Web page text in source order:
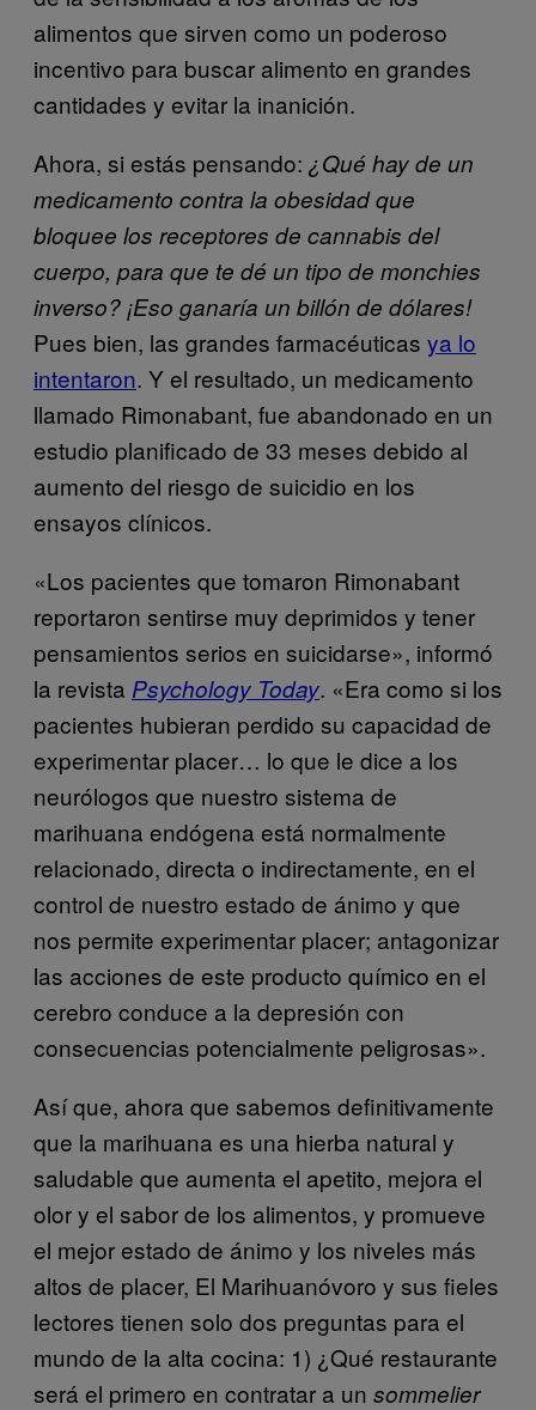
alimentos que sirven como un poderoso
incentivo para buscar alimento en grandes
cantidades y evitar la inanición.
Ahora, si estás pensando: ¿Qué hay de un
medicamento contra la obesidad que
bloquee los receptores de cannabis del
cuerpo, para que te dé un tipo de monchies
inverso? ¡Eso ganaría un billón de dólares!
Pues bien, las grandes farmacéuticas ya lo
intentaron. Y el resultado, un medicamento
llamado Rimonabant, fue abandonado en un
estudio planificado de 33 meses debido al
aumento del riesgo de suicidio en los
ensayos clínicos.
«Los pacientes que tomaron Rimonabant
reportaron sentirse muy deprimidos y tener
pensamientos serios en suicidarse», informó
la revista Psychology Today. «Era como si los
pacientes hubieran perdido su capacidad de
experimentar placer… lo que le dice a los
neurólogos que nuestro sistema de
marihuana endógena está normalmente
relacionado, directa o indirectamente, en el
control de nuestro estado de ánimo y que
nos permite experimentar placer; antagonizar
las acciones de este producto químico en el
cerebro conduce a la depresión con
consecuencias potencialmente peligrosas».
Así que, ahora que sabemos definitivamente
que la marihuana es una hierba natural y
saludable que aumenta el apetito, mejora el
olor y el sabor de los alimentos, y promueve
el mejor estado de ánimo y los niveles más
altos de placer, El Marihuanóvoro y sus fieles
lectores tienen solo dos preguntas para el
mundo de la alta cocina: 1) ¿Qué restaurante
será el primero en contratar a un sommelier